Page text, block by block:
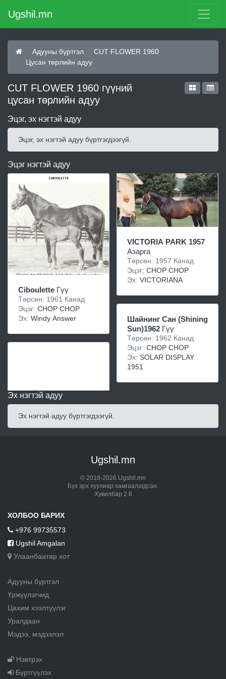
Ugshil.mn
Адууны бүртгэл
CUT FLOWER 1960
Цусан төрлийн адуу
CUT FLOWER 1960 гүүний
цусан төрлийн адуу
Эцэг, эх нэгтэй адуу
Эцэг, эх нэгтэй адуу бүртгэгдээгүй.
Эцэг нэгтэй адуу
Ciboulette Гүү
Төрсөн: 1961 Канад
Эцэг: CHOP CHOP
Эх: Windy Answer
VICTORIA PARK 1957
Азарга
Төрсөн: 1957 Канад
Эцэг: CHOP CHOP
Эх: VICTORIANA
Шайнинг Cан (Shining
Sun)1962 Гүү
Төрсөн: 1962 Канад
Эцэг: CHOP CHOP
Эх: SOLAR DISPLAY
1951
Эх нэгтэй адуу
Эх нэгтэй адуу бүртгэгдээгүй.
Ugshil.mn
© 2018-2026 Ugshil.mn
Бүх эрх хуулиар хамгаалагдсан.
Хувилбар 2.6
ХОЛБОО БАРИХ
+976 99735573
Ugshil Amgalan
Улаанбаатар хот
Адууны бүртгэл
Үржүүлэгчид
Цахим хээлтүүлэг
Уралдаан
Мэдээ, мэдээлэл
Нэвтрэх
Бүртгүүлэх